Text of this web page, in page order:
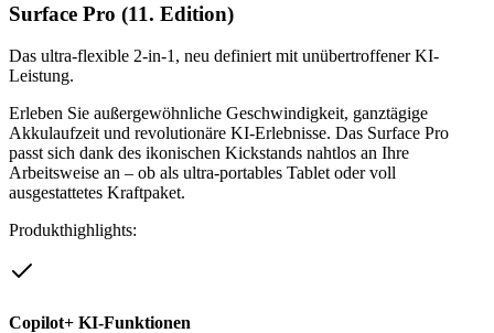
Surface Pro (11. Edition)
Das ultra-flexible 2-in-1, neu definiert mit unübertroffener KI-
Leistung.
Erleben Sie außergewöhnliche Geschwindigkeit, ganztägige
Akkulaufzeit und revolutionäre KI-Erlebnisse. Das Surface Pro
passt sich dank des ikonischen Kickstands nahtlos an Ihre
Arbeitsweise an – ob als ultra-portables Tablet oder voll
ausgestattetes Kraftpaket.
Produkthighlights:
Copilot+ KI-Funktionen